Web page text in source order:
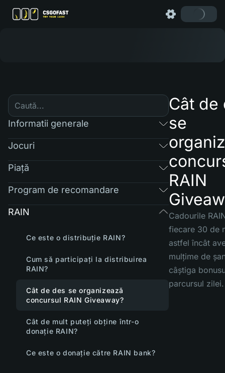
Informatii generale
Jocuri
Piaţă
Program de recomandare
RAIN
Ce este o distribuție RAIN?
Cum să participați la distribuirea
RAIN?
Cât de des se organizează
concursul RAIN Giveaway?
Cât de mult puteți obține într-o
donație RAIN?
Ce este o donație către RAIN bank?
Cât de
se
RAIN
Cadourile
fiecare 30 de
astfel încât
mulțime de
câștiga
parcursul zilei.